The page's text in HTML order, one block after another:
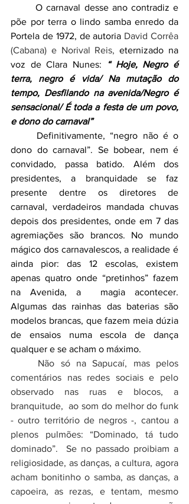
O carnaval desse ano contradiz e
põe por terra o lindo samba enredo da
Portela de 1972, de autoria David Corrêa
(Cabana) e Norival Reis, eternizado na
voz de Clara Nunes:
“ Hoje, Negro é
terra, negro é vida/ Na mutação do
tempo, Desfilando na avenida/Negro é
sensacional/ É toda a festa de um povo,
e dono do carnaval”
Definitivamente, “negro não é o
dono do carnaval”. Se bobear, nem é
convidado, passa batido. Além dos
presidentes, a branquidade se faz
presente dentre os diretores de
carnaval, verdadeiros mandada chuvas
depois dos presidentes, onde em 7 das
agremiações são brancos. No mundo
mágico dos carnavalescos, a realidade é
ainda pior: das 12 escolas, existem
apenas quatro onde “pretinhos” fazem
na Avenida, a  magia acontecer.
Algumas das rainhas das baterias são
modelos brancas, que fazem meia dúzia
de ensaios numa escola de dança
qualquer e se acham o máximo.
Não só na Sapucaí, mas pelos
comentários nas redes sociais e pelo
observado nas ruas e blocos, a
branquitude,  ao som do melhor do funk
- outro território de negros -, cantou a
plenos pulmões: “Dominado, tá tudo
dominado”.  Se no passado proibiam a
religiosidade, as danças, a cultura, agora
acham bonitinho o samba, as danças, a
capoeira, as rezas, e tentam, mesmo